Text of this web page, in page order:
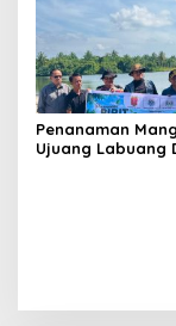
Penanaman
Ujuang Labuang